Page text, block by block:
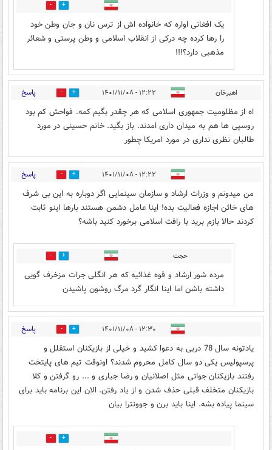
6
یک افغانی اواره که خانواده اش از ترس نان و جان وطن خود
را رها کرده چه درکی از انقلاب اسلامی و وطن پرستی و شعائر
مذهبی دارد؟!!!
اهبرخان ۱۲:۲۲ - ۱۴۰۱/۱۱/۰۸ 1 پاسخ
اه از مظلومیت جمهوری اسلامی که هر چقدر بگیم کمه. فواحش کم بود
روسپی ها هم به میدان داری امدند. باز بگید. خانم حسینی در مورد
طالبان نظری نداری در مورد امریکا چطور
۱۲:۲۲ - ۱۴۰۱/۱۱/۰۸ 61 پاسخ
من میدونم و وزرات ارشاد و سازمان سینمایی اگر دوباره به این بی شرف
های خائن اجازه فعالیت بده! اینا عامل دشمن هستند بارها اینو ثابت
کردند حالا بازم برید با رافت اسلامی برخورد کنید باشه؟
حجت 23
مرده شور ارشاد و قوه غذائیه که هر انگلی جرات مزخرف گویی
داشته باشن اما اینا انگار گرد مرگ روشون پاشیدن
۱۲:۳۰ - ۱۴۰۱/۱۱/۰۸ 53 پاسخ
یادتونه سال 78 دربی به دعوا کشید و خیلی از بازیکنان استقلل و
پرسپولیس یکی دو سال کامل محروم شدند؟ اونوقت تیم های پایتخت
رفتند بازیکنان جوانی مثل اصلانیان و رضا جباری و ... رو گرفتن و کلا
بازیکنان متخلف قبلی حذف شدن و از یاد رفتن. الان این برنامه باید برای
سینما پیاده بشه. اینا باید برن و جوونترا بیان
0